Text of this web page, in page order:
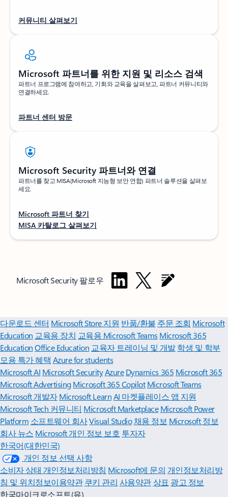
커뮤니티 살펴보기
Microsoft 파트너를 위한 지원 및 리소스 검색
파트너 프로그램에 참여하고, 기회와 교육을 살펴보고, 파트너 커뮤니티와
연결하세요.
파트너 센터 방문
Microsoft Security 파트너와 연결
파트너를 찾고 MISA(Microsoft 지능형 보안 연합) 파트너 솔루션을 살펴보
세요.
Microsoft 파트너 찾기
MISA 카탈로그 살펴보기
Microsoft Security 팔로우
다운로드 센터 Microsoft Store 지원 반품/환불 주문 조회 Microsoft
Education 교육용 장치 교육용 Microsoft Teams Microsoft 365
Education Office Education 교육자 트레이닝 및 개발학생 및 학부
모용 특가 혜택 Azure for students
Microsoft AI Microsoft SecurityAzure Dynamics 365 Microsoft 365
Microsoft AdvertisingMicrosoft 365 Copilot Microsoft Teams
Microsoft 개발자 Microsoft LearnAI 마켓플레이스 앱 지원
Microsoft Tech 커뮤니티 Microsoft Marketplace Microsoft Power
Platform 소프트웨어 회사Visual Studio채용 정보 Microsoft 정보
회사 뉴스 Microsoft 개인 정보 보호 투자자
한국어(대한민국)
개인 정보 선택 사항
소비자 상태 개인정보처리방침 Microsoft에 문의 개인정보처리방
침 및 위치정보이용약관 쿠키 관리 사용약관상표 광고 정보
한국마이크로소프트(유)